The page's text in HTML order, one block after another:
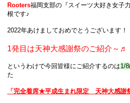
Rooters福岡支部の『スイーツ大好き女子
根です♪
2022年あけましておめでとうございます！
1発目は天神大感謝祭のご紹介～♬
というわけで今回皆様にご紹介するのは1/
た
「完全着席★平成生まれ限定　天神大感謝